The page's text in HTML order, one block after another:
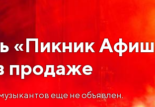
«Пикник
продаже
еще не объявлен.